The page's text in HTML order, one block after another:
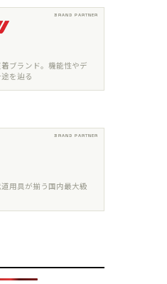
ブランド。機能性やデ
を辿る
用具が揃う国内最大級